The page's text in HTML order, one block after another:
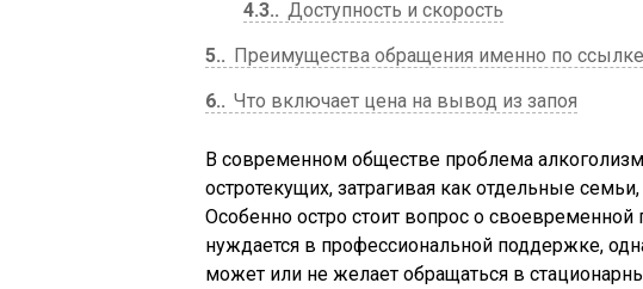
4.3.
Доступность и скорость
5.
Преимущества обращения именно по
6.
Что включает цена на вывод из запоя
В современном обществе проблема
остротекущих, затрагивая как отдельные
Особенно остро стоит вопрос о
нуждается в профессиональной поддержке,
может или не желает обращаться в